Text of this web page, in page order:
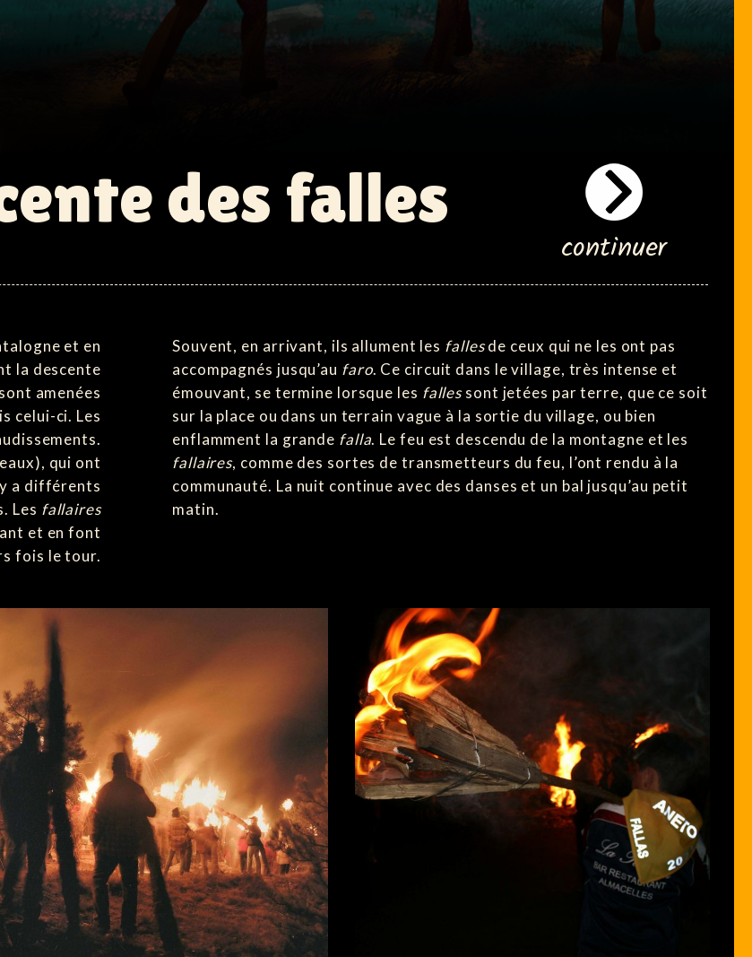
des falles
continuer
et en
la descente
amenées
celui-ci. Les
qui ont
a différents
Les fallaires
et en font
fois le tour.
Souvent, en arrivant, ils allument les fallesde ceux qui ne les ont pas
accompagnés jusqu’au faro. Ce circuit dans le village, très intense et
émouvant, se termine lorsque les fallessont jetées par terre, que ce soit
sur la place ou dans un terrain vague à la sortie du village, ou bien
enflamment la grande falla. Le feu est descendu de la montagne et les
fallaires, comme des sortes de transmetteurs du feu, l’ont rendu à la
communauté. La nuit continue avec des danses et un bal jusqu’au petit
matin.